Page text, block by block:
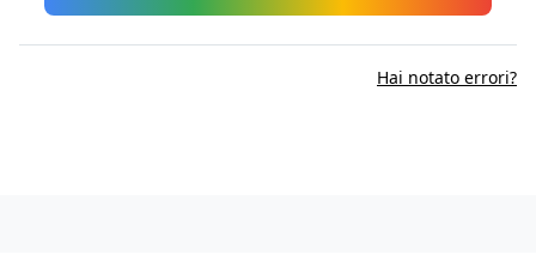
Hai notato errori?